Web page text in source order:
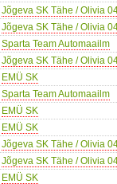
Jõgeva SK Tähe / Olivia
Jõgeva SK Tähe / Olivia
Sparta Team Automaailm
Jõgeva SK Tähe / Olivia
EMÜ SK
Sparta Team Automaailm
EMÜ SK
EMÜ SK
Jõgeva SK Tähe / Olivia
Jõgeva SK Tähe / Olivia
EMÜ SK